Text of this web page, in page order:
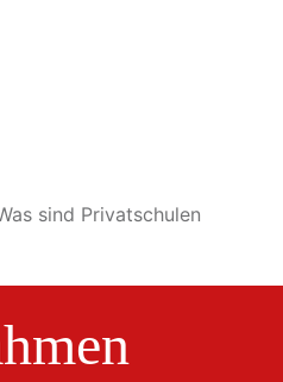
sind Privatschulen